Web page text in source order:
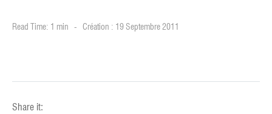
Read Time: 1 min Création : 19 Septembre 2011
Share it: